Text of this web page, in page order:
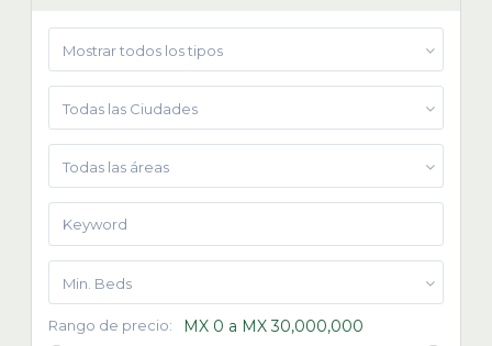
Mostrar todos los tipos
Todas las Ciudades
Todas las áreas
Min. Beds
Rango de precio: MX 0 a MX 30,000,000